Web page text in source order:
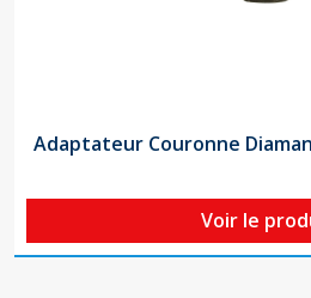
Adaptateur Couronne
Voir le